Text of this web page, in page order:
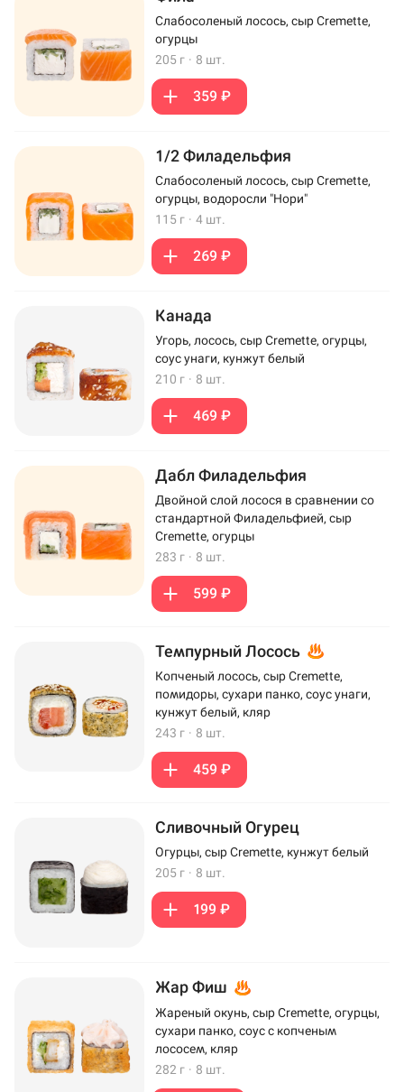
Слабосоленый лосось, сыр Cremette,
огурцы
205 г · 8 шт.
359 ₽
1/2 Филадельфия
Слабосоленый лосось, сыр Cremette,
огурцы, водоросли "Нори"
115 г · 4 шт.
269 ₽
Канада
Угорь, лосось, сыр Cremette, огурцы,
соус унаги, кунжут белый
210 г · 8 шт.
469 ₽
Дабл Филадельфия
Двойной слой лосося в сравнении со
стандартной Филадельфией, сыр
Cremette, огурцы
283 г · 8 шт.
599 ₽
Темпурный Лосось
Копченый лосось, сыр Cremette,
помидоры, сухари панко, соус унаги,
кунжут белый, кляр
243 г · 8 шт.
459 ₽
Сливочный Огурец
Огурцы, сыр Cremette, кунжут белый
205 г · 8 шт.
199 ₽
Жар Фиш
Жареный окунь, сыр Cremette, огурцы,
сухари панко, соус с копченым
лососем, кляр
282 г · 8 шт.